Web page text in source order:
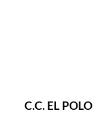
C.C. EL POLO